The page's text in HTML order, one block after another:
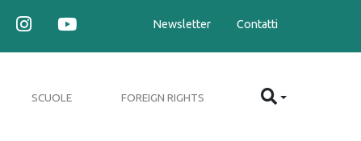
Newsletter Contatti
SCUOLE FOREIGN RIGHTS